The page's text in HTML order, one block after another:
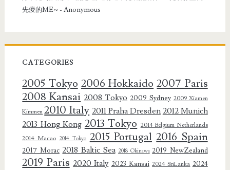
先痠的ME~ - Anonymous
CATEGORIES
2005 Tokyo 2006 Hokkaido 2007 Paris
2008 Kansai 2008 Tokyo 2009 Sydney 2009 Xiamen
Kimmen 2010 Italy 2011 Praha Dresden 2012 Munich
2013 Hong Kong 2013 Tokyo 2014 Belgium Netherlands
2014 Macao 2014 Tokyo 2015 Portugal 2016 Spain
2017 Morac 2018 Baltic Sea 2018 Okinawa 2019 NewZealand
2019 Paris 2020 Italy 2023 Kansai 2024 SriLanka 2024